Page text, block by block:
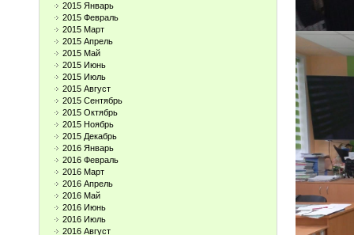
2015 Январь
2015 Февраль
2015 Март
2015 Апрель
2015 Май
2015 Июнь
2015 Июль
2015 Август
2015 Сентябрь
2015 Октябрь
2015 Ноябрь
2015 Декабрь
2016 Январь
2016 Февраль
2016 Март
2016 Апрель
2016 Май
2016 Июнь
2016 Июль
2016 Август